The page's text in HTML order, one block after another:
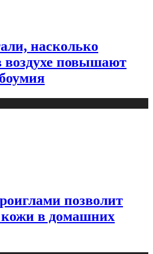
насколько
повышают
позволит
в домашних